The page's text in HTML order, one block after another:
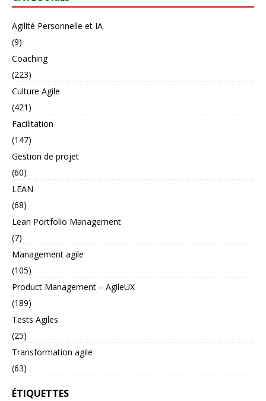
Agilité Personnelle et IA
(9)
Coaching
(223)
Culture Agile
(421)
Facilitation
(147)
Gestion de projet
(60)
LEAN
(68)
Lean Portfolio Management
(7)
Management agile
(105)
Product Management – AgileUX
(189)
Tests Agiles
(25)
Transformation agile
(63)
ÉTIQUETTES